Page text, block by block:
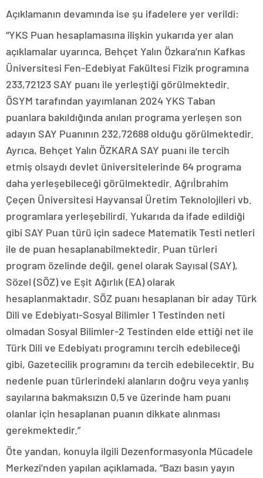
Açıklamanın devamında ise şu ifadelere yer verildi:
“YKS Puan hesaplamasına ilişkin yukarıda yer alan
açıklamalar uyarınca, Behçet Yalın Özkara’nın Kafkas
Üniversitesi Fen-Edebiyat Fakültesi Fizik programına
233,72123 SAY puanı ile yerleştiği görülmektedir.
ÖSYM tarafından yayımlanan 2024 YKS Taban
puanlara bakıldığında anılan programa yerleşen son
adayın SAY Puanının 232,72688 olduğu görülmektedir.
Ayrıca, Behçet Yalın ÖZKARA SAY puanı ile tercih
etmiş olsaydı devlet üniversitelerinde 64 programa
daha yerleşebileceği görülmektedir. Ağrıİbrahim
Çeçen Üniversitesi Hayvansal Üretim Teknolojileri vb.
programlara yerleşebilirdi. Yukarıda da ifade edildiği
gibi SAY Puan türü için sadece Matematik Testi netleri
ile de puan hesaplanabilmektedir. Puan türleri
program özelinde değil, genel olarak Sayısal (SAY),
Sözel (SÖZ) ve Eşit Ağırlık (EA) olarak
hesaplanmaktadır. SÖZ puanı hesaplanan bir aday Türk
Dili ve Edebiyatı-Sosyal Bilimler 1 Testinden neti
olmadan Sosyal Bilimler-2 Testinden elde ettiği net ile
Türk Dili ve Edebiyatı programını tercih edebileceği
gibi, Gazetecilik programını da tercih edebilecektir. Bu
nedenle puan türlerindeki alanların doğru veya yanlış
sayılarına bakmaksızın 0,5 ve üzerinde ham puanı
olanlar için hesaplanan puanın dikkate alınması
gerekmektedir.”
Öte yandan, konuyla ilgili Dezenformasyonla Mücadele
Merkezi’nden yapılan açıklamada, “Bazı basın yayın